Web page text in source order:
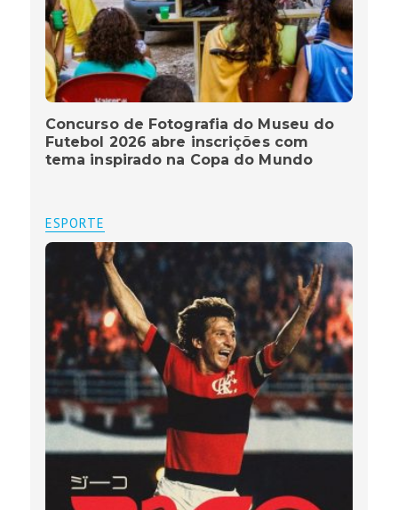
Concurso de Fotografia do Museu do
Futebol 2026 abre inscrições com
tema inspirado na Copa do Mundo
ESPORTE